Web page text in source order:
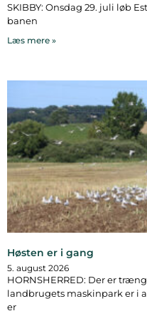
SKIBBY: Onsdag 29. juli løb
banen
Læs mere »
Høsten er i gang
5. august 2026
HORNSHERRED: Der er
landbrugets maskinpark er i
er